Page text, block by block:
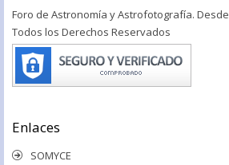
Foro de Astronomía y Astrofotografía.
Todos los Derechos Reservados
Enlaces
SOMYCE